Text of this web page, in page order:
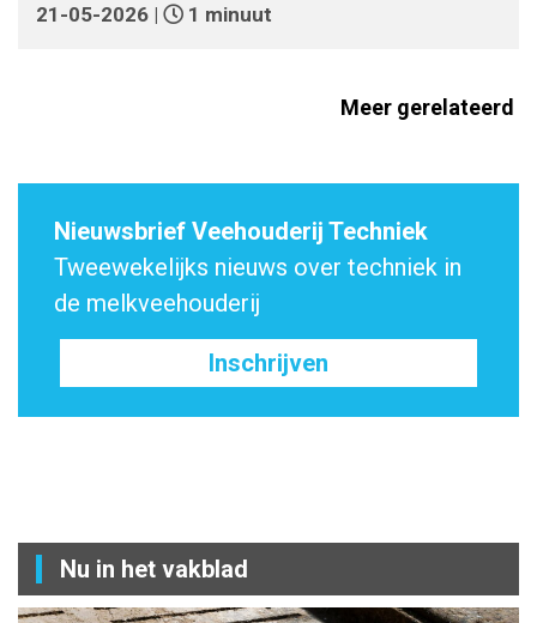
21-05-2026 | 1 minuut
Meer gerelateerd
Nieuwsbrief Veehouderij Techniek
Tweewekelijks nieuws over techniek in
de melkveehouderij
Inschrijven
Nu in het vakblad